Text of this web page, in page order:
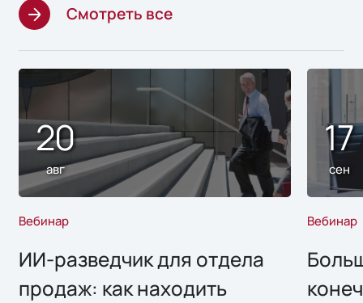
Смотреть все
20
авг
Вебинар
ИИ-разведчик для отдела
продаж: как находить
17
сен
Вебинар